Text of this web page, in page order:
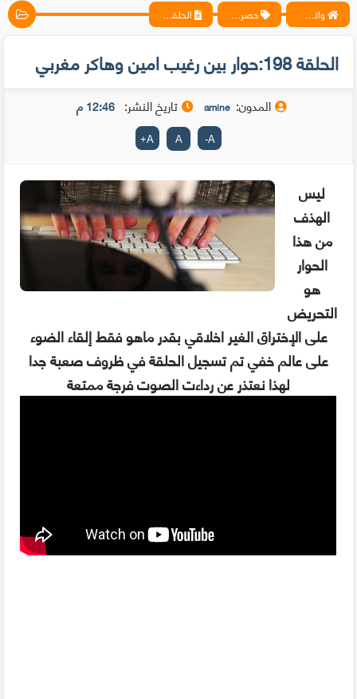
واتس آب ، فيسبوك ، أنترنت ، شروحات تقنية حصرية - المحترف حصريات الحلقة 198:حوار بين رغيب امين وهاكر مغربي
الحلقة 198:حوار بين رغيب امين وهاكر مغربي
المدون: amine تاريخ النشر: 12:46 م
A
-
A
A
+
ليس
الهذف
من هذا
الحوار
هو
التحريض
على الإختراق الغير اخلاقي بقدر ماهو فقط إلقاء الضوء
على عالم خفي تم تسجيل الحلقة في ظروف صعبة جدا
لهذا نعتذر عن رداءت الصوت فرجة ممتعة